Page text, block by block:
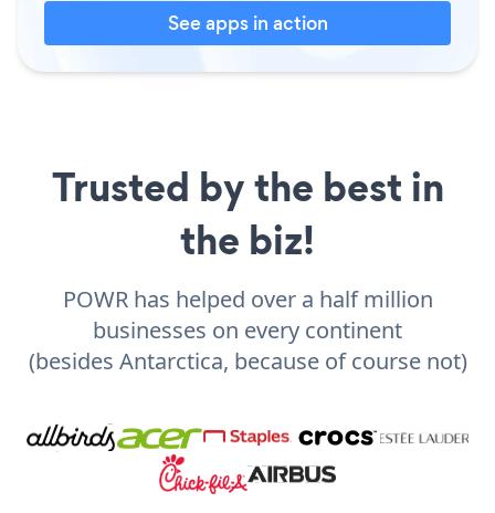
See apps in action
Trusted by the best in
the biz!
POWR has helped over a half million
businesses on every continent
(besides Antarctica, because of course not)